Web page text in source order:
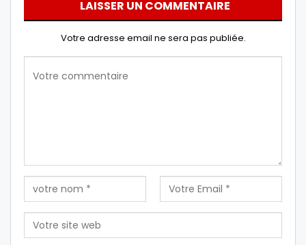
LAISSER UN COMMENTAIRE
Votre adresse email ne sera pas publiée.